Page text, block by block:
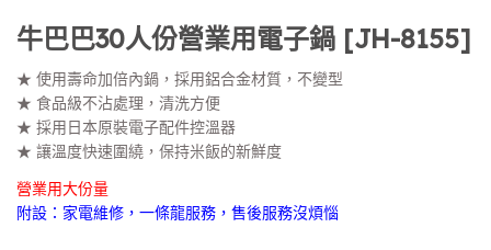
牛巴巴30人份營業用電子鍋 [JH-8155]
★ 使用壽命加倍內鍋，採用鋁合金材質，不變型
★ 食品級不沾處理，清洗方便
★ 採用日本原裝電子配件控溫器
★ 讓溫度快速圍繞，保持米飯的新鮮度
營業用大份量
附設：家電維修，一條龍服務，售後服務沒煩惱